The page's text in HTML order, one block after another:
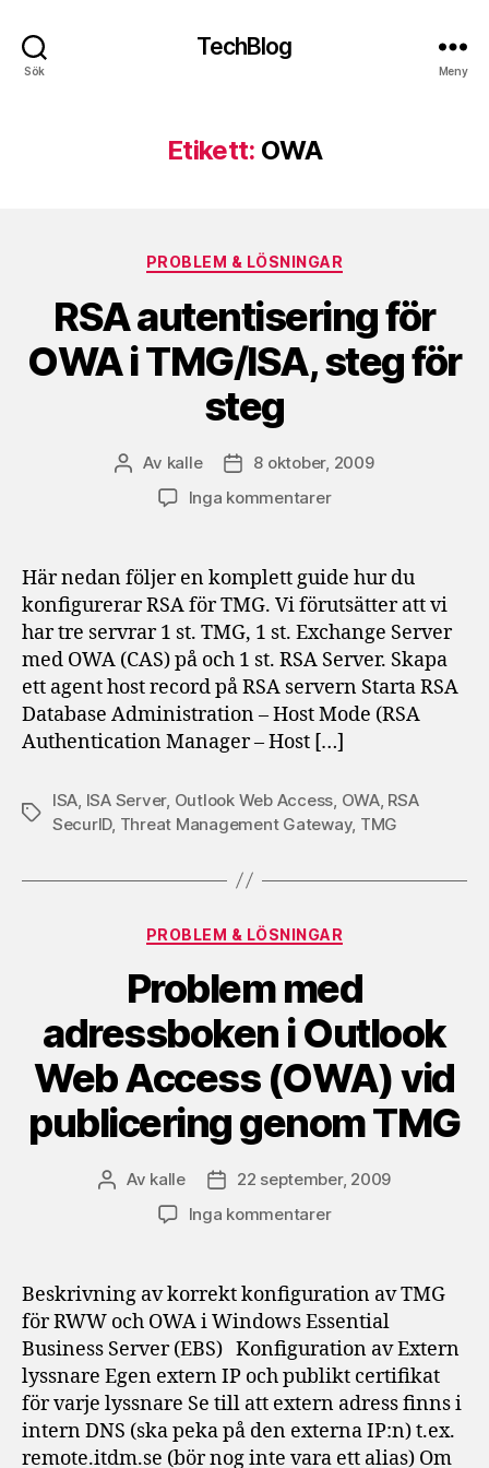
Sök
TechBlog
Meny
Etikett: OWA
Kategorier
PROBLEM & LÖSNINGAR
RSA autentisering för
OWA i TMG/ISA, steg för
steg
Inläggsförfattare
Av kalle Inläggsdatum
8 oktober, 2009
Inga kommentarertill
för
OWA
i
TMG/ISA,
steg
för
steg
Här nedan följer en komplett guide hur du
konfigurerar RSA för TMG. Vi förutsätter att vi
har tre servrar 1 st. TMG, 1 st. Exchange Server
med OWA (CAS) på och 1 st. RSA Server. Skapa
ett agent host record på RSA servern Starta RSA
Database Administration – Host Mode (RSA
Authentication Manager – Host […]
Etiketter
ISA ISA Server, Outlook Web Access OWA, RSA
SecurID, Threat Management Gateway, TMG
Kategorier
PROBLEM & LÖSNINGAR
Problem med
adressboken i Outlook
Web Access (OWA) vid
publicering genom TMG
Inläggsförfattare
Av kalle Inläggsdatum
22 september, 2009
Inga kommentarertill
adressboken
Outlook
Web
Access
(OWA)
vid
publicering
Beskrivning av korrekt konfiguration av TMG
för RWW och OWA i Windows Essential
Business Server (EBS) Konfiguration av Extern
lyssnare Egen extern IP och publikt certifikat
för varje lyssnare Se till att extern adress finns i
intern DNS (ska peka på den externa IP:n) t.ex.
remote.itdm.se (bör nog inte vara ett alias) Om